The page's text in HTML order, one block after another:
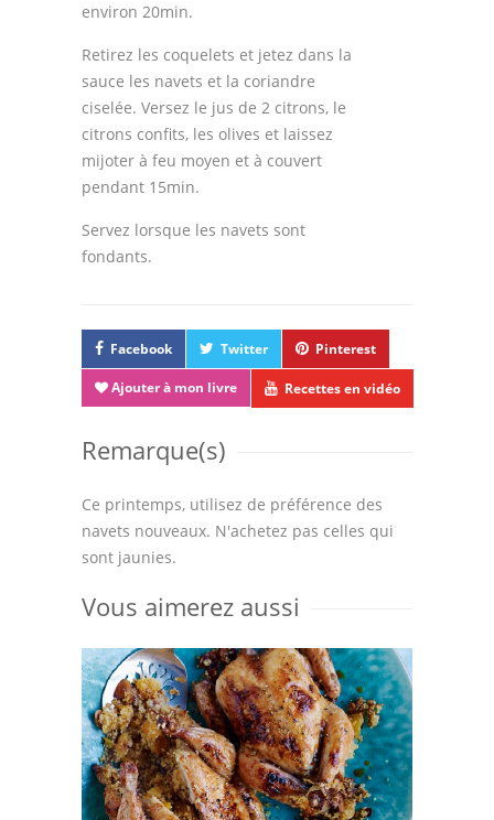
environ 20min.
Retirez les coquelets et jetez dans la
sauce les navets et la coriandre
ciselée. Versez le jus de 2 citrons, le
citrons confits, les olives et laissez
mijoter à feu moyen et à couvert
pendant 15min.
Servez lorsque les navets sont
fondants.
Facebook Twitter Pinterest
Ajouter à mon livre Recettes en vidéo
Remarque(s)
Ce printemps, utilisez de préférence des
navets nouveaux. N'achetez pas celles qui
sont jaunies.
Vous aimerez aussi